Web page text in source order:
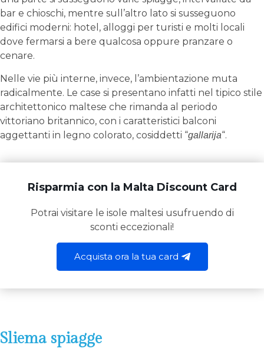
bar e chioschi, mentre sull’altro lato si susseguono
edifici moderni: hotel, alloggi per turisti e molti locali
dove fermarsi a bere qualcosa oppure pranzare o
cenare.
Nelle vie più interne, invece, l’ambientazione muta
radicalmente. Le case si presentano infatti nel tipico stile
architettonico maltese che rimanda al periodo
vittoriano britannico, con i caratteristici balconi
aggettanti in legno colorato, cosiddetti “gallarija“.
Risparmia con la Malta Discount Card
Potrai visitare le isole maltesi usufruendo di
sconti eccezionali!
Acquista ora la tua card
Sliema spiagge